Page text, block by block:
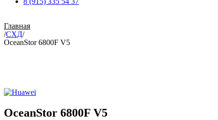
Главная
/СХД/
OceanStor 6800F V5
OceanStor 6800F V5